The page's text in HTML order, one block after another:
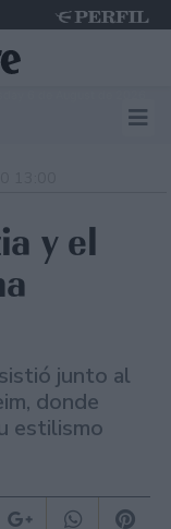
y el
junto al
donde
estilismo